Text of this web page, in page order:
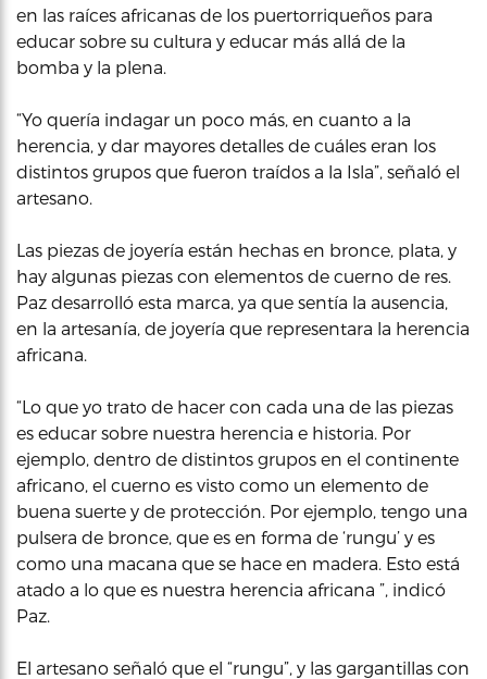
en las raíces africanas de los puertorriqueños para
educar sobre su cultura y educar más allá de la
bomba y la plena.
“Yo quería indagar un poco más, en cuanto a la
herencia, y dar mayores detalles de cuáles eran los
distintos grupos que fueron traídos a la Isla”, señaló el
artesano.
Las piezas de joyería están hechas en bronce, plata, y
hay algunas piezas con elementos de cuerno de res.
Paz desarrolló esta marca, ya que sentía la ausencia,
en la artesanía, de joyería que representara la herencia
africana.
“Lo que yo trato de hacer con cada una de las piezas
es educar sobre nuestra herencia e historia. Por
ejemplo, dentro de distintos grupos en el continente
africano, el cuerno es visto como un elemento de
buena suerte y de protección. Por ejemplo, tengo una
pulsera de bronce, que es en forma de ‘rungu’ y es
como una macana que se hace en madera. Esto está
atado a lo que es nuestra herencia africana ”, indicó
Paz.
El artesano señaló que el “rungu”, y las gargantillas con